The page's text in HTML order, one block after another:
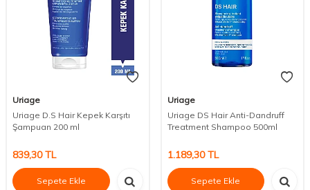
Uriage
Uriage D.S Hair Kepek Karşıtı
Şampuan 200 ml
839,30TL
Sepete Ekle
Uriage
Uriage DS Hair Anti-Dandruff
Treatment Shampoo 500ml
1.189,30TL
Sepete Ekle